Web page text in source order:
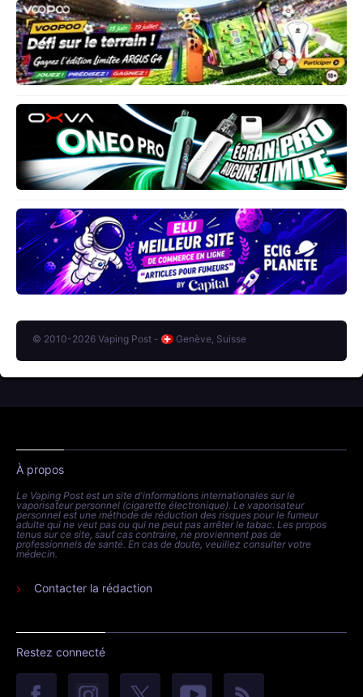
© 2010-2026 Vaping Post - Genève, Suisse
À propos
Le Vaping Post est un site d'informations internationales sur le
vaporisateur personnel (cigarette électronique). Le vaporisateur
personnel est une méthode de réduction des risques pour le fumeur
adulte qui ne veut pas ou qui ne peut pas arrêter le tabac. Les propos
tenus sur ce site, sauf cas contraire, ne proviennent pas de
professionnels de santé. En cas de doute, veuillez consulter votre
médecin.
Contacter la rédaction
Restez connecté